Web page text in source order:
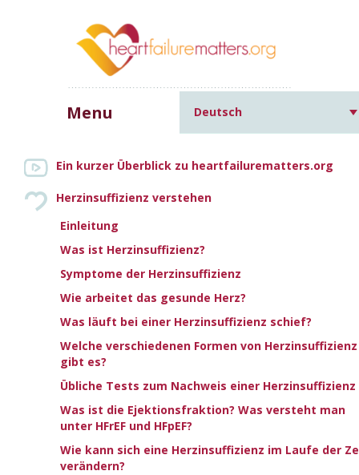
Menu
Ein kurzer Überblick zu heartfailurematters.org
Herzinsuffizienz verstehen
Einleitung
Was ist Herzinsuffizienz?
Symptome der Herzinsuffizienz
Wie arbeitet das gesunde Herz?
Was läuft bei einer Herzinsuffizienz schief?
Welche verschiedenen Formen von Herzinsuffizienz
gibt es?
Übliche Tests zum Nachweis einer Herzinsuffizienz
Was ist die Ejektionsfraktion? Was versteht man
unter HFrEF und HFpEF?
Wie kann sich eine Herzinsuffizienz im Laufe der
verändern?
Deutsch
Herzinsuffizienz und andere häufige Erkrankungen»
ALKOHOL-/
Increase text size Decrease text size
Print this page
Ein übermäßiger Alkoholkonsum oder auch die
(gelegentliche) Einnahme von Drogen kann eine toxische
Wirkung auf das Herz haben und das Risiko, an
Herzinsuffizienz zu erkranken, erhöhen.
Patienten mit Herzinsuffizienz müssen häufig ihren
Lebensstil ändern und langfristig Medikamente einnehmen.